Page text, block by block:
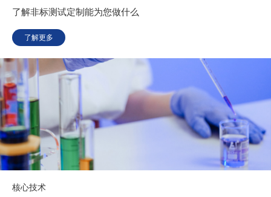
了解非标测试定制能为您做什么
了解更多
核心技术